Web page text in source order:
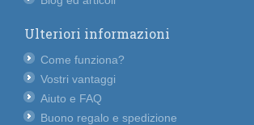
Ulteriori informazioni
Come funziona?
Vostri vantaggi
Aiuto e FAQ
Buono regalo e spedizione